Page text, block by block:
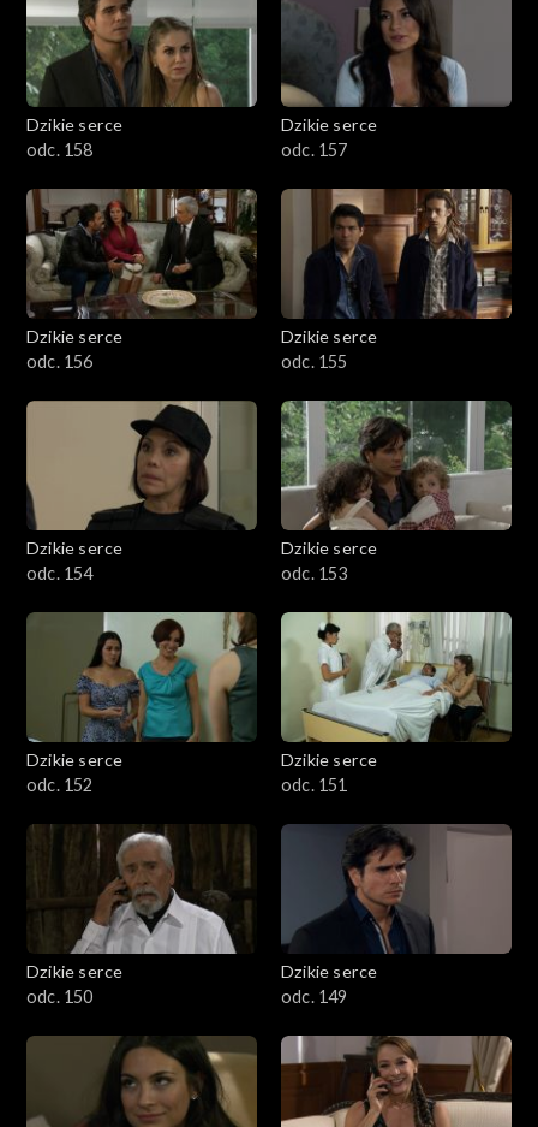
Dzikie serce
odc. 158
Dzikie serce
odc. 157
Dzikie serce
odc. 156
Dzikie serce
odc. 155
Dzikie serce
odc. 154
Dzikie serce
odc. 153
Dzikie serce
odc. 152
Dzikie serce
odc. 151
Dzikie serce
odc. 150
Dzikie serce
odc. 149